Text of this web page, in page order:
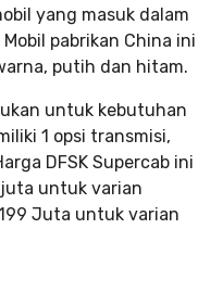
yang masuk dalam
pabrikan China ini
putih dan hitam.
untuk kebutuhan
1 opsi transmisi,
DFSK Supercab ini
juta untuk varian
Juta untuk varian